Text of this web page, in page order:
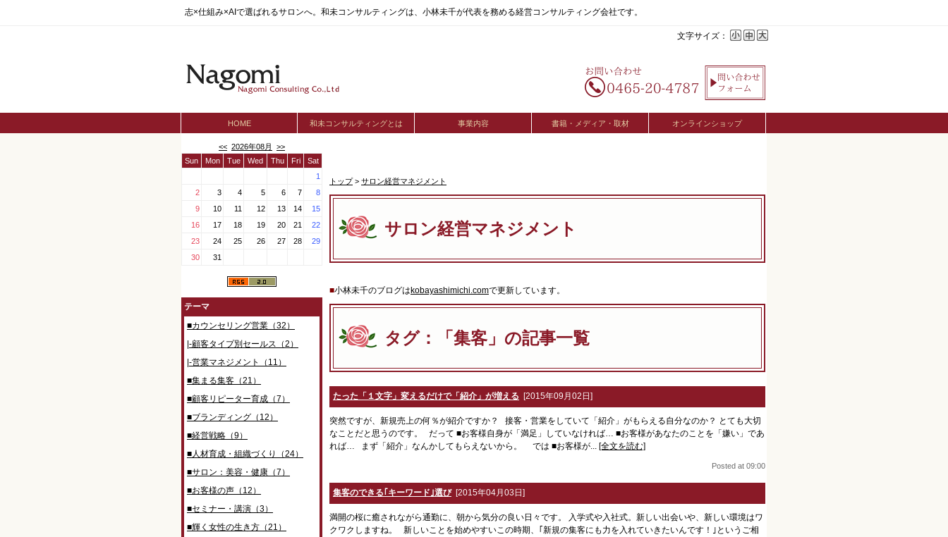
志×仕組み×AIで選ばれるサロンへ。和未コンサルティングは、小林未千が代表を務める経営コンサルティング会社です。
文字サイズ：
HOME 和未コンサルティングとは 事業内容 書籍・メディア・取材 オンラインショップ
<< 2026年08月
>>
Sun
Mon Tue Wed Thu Fri
Sat
1
2
3 4 5 6 7
8
9
10 11 12 13 14
15
16
17 18 19 20 21
22
23
24 25 26 27 28
29
30
31
テーマ
■カウンセリング営業（32）
|-顧客タイプ別セールス（2）
|-営業マネジメント（11）
■集まる集客（21）
■顧客リピーター育成（7）
■ブランディング（12）
■経営戦略（9）
■人材育成・組織づくり（24）
■サロン：美容・健康（7）
■お客様の声（12）
■セミナー・講演（3）
■輝く女性の生き方（21）
トップ> サロン経営マネジメント
サロン経営マネジメント
■小林未千のブログはkobayashimichi.comで更新しています。
タグ：「集客」の記事一覧
たった「１文字」変えるだけで「紹介」が増える [2015年09月02日]
突然ですが、新規売上の何％が紹介ですか？ 接客・営業をしていて「紹介」がもらえる自分なのか？ とても大切
なことだと思うのです。 だって ■お客様自身が「満足」していなければ… ■お客様があなたのことを「嫌い」であ
れば… まず「紹介」なんかしてもらえないから。 では ■お客様が... [全文を読む]
Posted at 09:00
集客のできる｢キーワード｣選び [2015年04月03日]
満開の桜に癒されながら通勤に、朝から気分の良い日々です。 入学式や入社式。新しい出会いや、新しい環境はワ
クワクしますね。 新しいことを始めやすいこの時期、｢新規の集客にも力を入れていきたいんです！｣というご相